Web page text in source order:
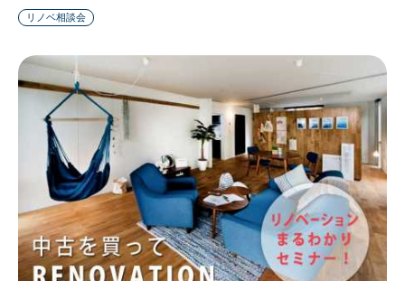
リノベ相談会
リノベ相談会
リノベ相談会
リノベ相談会
リノベ相談会
ローンセミナー
リノベ相談会